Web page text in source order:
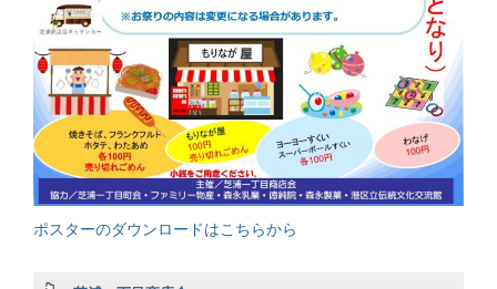
ポスターのダウンロードはこちらから